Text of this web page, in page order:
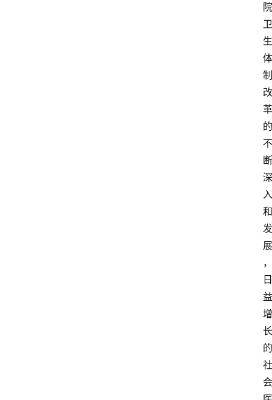
院
卫
生
体
制
改
革
的
不
断
深
入
和
发
展
，
日
益
增
长
的
社
会